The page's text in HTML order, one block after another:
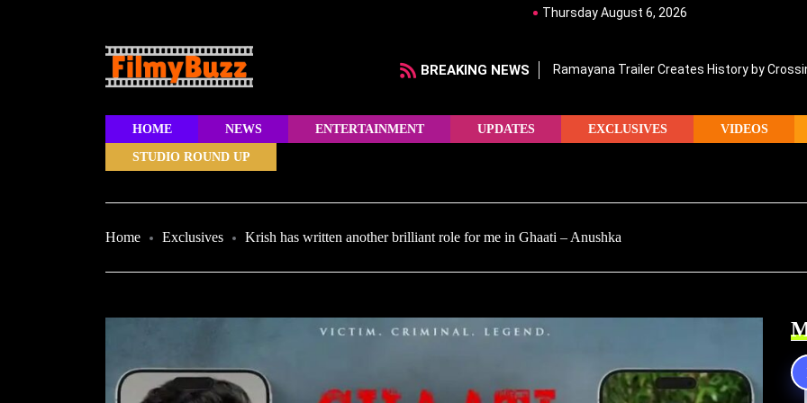
Thursday August 6, 2026
BREAKING NEWS Ramayana Trailer Creates History by
HOME NEWS ENTERTAINMENT UPDATES EXCLUSIVES VIDEOS
STUDIO ROUND UP
Home Exclusives Krish has written another brilliant role for me in Ghaati – Anushka